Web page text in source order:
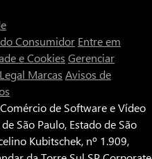
Consumidor Entre em
e Cookies Gerenciar
Marcas Avisos de
de Software e Vídeo
São Paulo, Estado de São
Kubitschek, nº 1.909,